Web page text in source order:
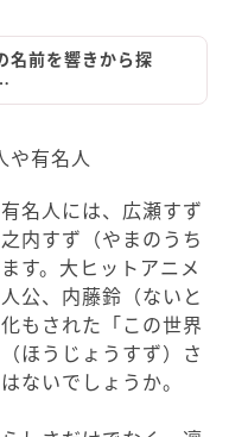
名前を響きから探
や有名人
名人には、広瀬すず
内すず（やまのうち
す。大ヒットアニメ
公、内藤鈴（ないと
もされた「この世界
ほうじょうすず）さ
ないでしょうか。